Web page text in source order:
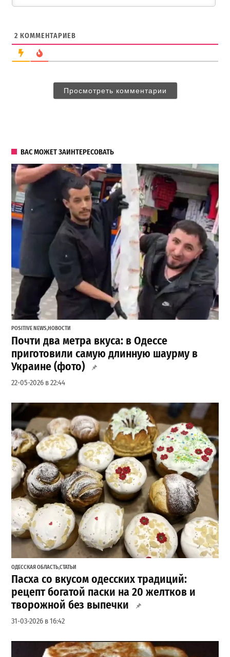
2 КОММЕНТАРИЕВ
Просмотреть комментарии
ВАС МОЖЕТ ЗАИНТЕРЕСОВАТЬ
POSITIVE NEWS,НОВОСТИ
Почти два метра вкуса: в Одессе
приготовили самую длинную шаурму в
Украине (фото)
22-05-2026 в 22:44
ОДЕССКАЯ ОБЛАСТЬ,СТАТЬИ
Пасха со вкусом одесских традиций:
рецепт богатой паски на 20 желтков и
творожной без выпечки
31-03-2026 в 16:42